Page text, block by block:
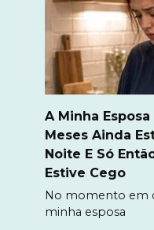
A Minha
Meses Ainda
Noite E Só
Estive Cego
No momento em
minha esposa